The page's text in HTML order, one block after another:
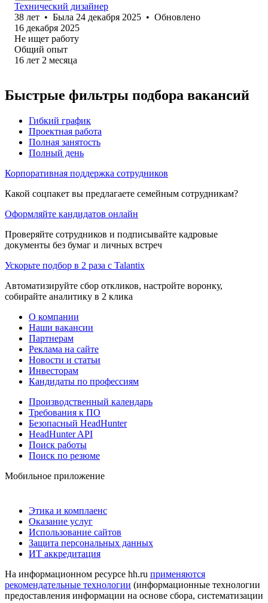
Технический дизайнер
38 лет • Была 24 декабря 2025 • Обновлено
16 декабря 2025
Не ищет работу
Общий опыт
16 лет 2 месяца
Быстрые фильтры подбора вакансий
Гибкий график
Проектная работа
Полная занятость
Полный день
Корпоративная поддержка сотрудников
Какой соцпакет вы предлагаете семейным сотрудникам?
Оформляйте кандидатов онлайн
Проверяйте сотрудников и подписывайте кадровые
документы без бумаг и личных встреч
Ускорьте подбор в 2 раза с Talantix
Автоматизируйте сбор откликов, настройте воронку,
собирайте аналитику в 2 клика
О компании
Наши вакансии
Партнерам
Реклама на сайте
Новости и статьи
Инвесторам
Кандидаты по профессиям
Производственный календарь
Требования к ПО
Безопасный HeadHunter
HeadHunter API
Поиск работы
Поиск по резюме
Мобильное приложение
Этика и комплаенс
Оказание услуг
Использование сайтов
Защита персональных данных
ИТ аккредитация
На информационном ресурсе hh.ru применяются
рекомендательные технологии (информационные технологии
предоставления информации на основе сбора, систематизации